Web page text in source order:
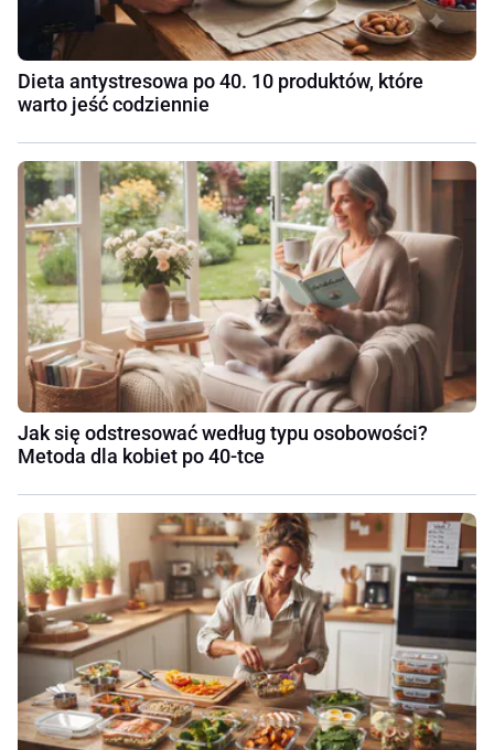
Dieta antystresowa po 40. 10 produktów, które
warto jeść codziennie
Jak się odstresować według typu osobowości?
Metoda dla kobiet po 40-tce